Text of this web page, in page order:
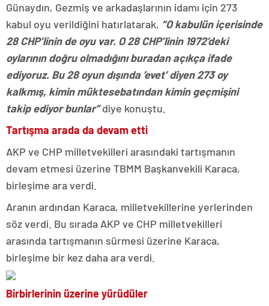
Günaydın, Gezmiş ve arkadaşlarının idamı için 273
kabul oyu verildiğini hatırlatarak, “O kabulün içerisinde
28 CHP’linin de oyu var. O 28 CHP’linin 1972’deki
oylarının doğru olmadığını buradan açıkça ifade
ediyoruz. Bu 28 oyun dışında ’evet’ diyen 273 oy
kalkmış, kimin müktesebatından kimin geçmişini
takip ediyor bunlar”diye konuştu.
Tartışma arada da devam etti
AKP ve CHP milletvekilleri arasındaki tartışmanın
devam etmesi üzerine TBMM Başkanvekili Karaca,
birleşime ara verdi.
Aranın ardından Karaca, milletvekillerine yerlerinden
söz verdi. Bu sırada AKP ve CHP milletvekilleri
arasında tartışmanın sürmesi üzerine Karaca,
birleşime bir kez daha ara verdi.
Birbirlerinin üzerine yürüdüler